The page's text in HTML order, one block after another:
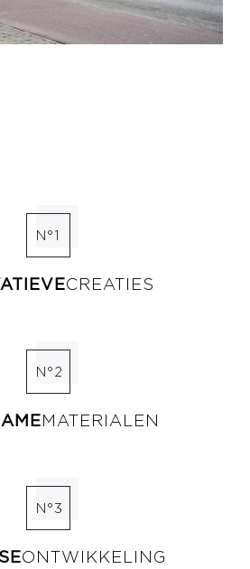
N°1
CREATIES
N°2
MATERIALEN
N°3
ONTWIKKELING